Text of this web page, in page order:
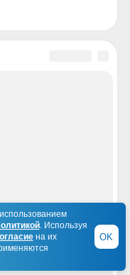
. Используя
на их
OK